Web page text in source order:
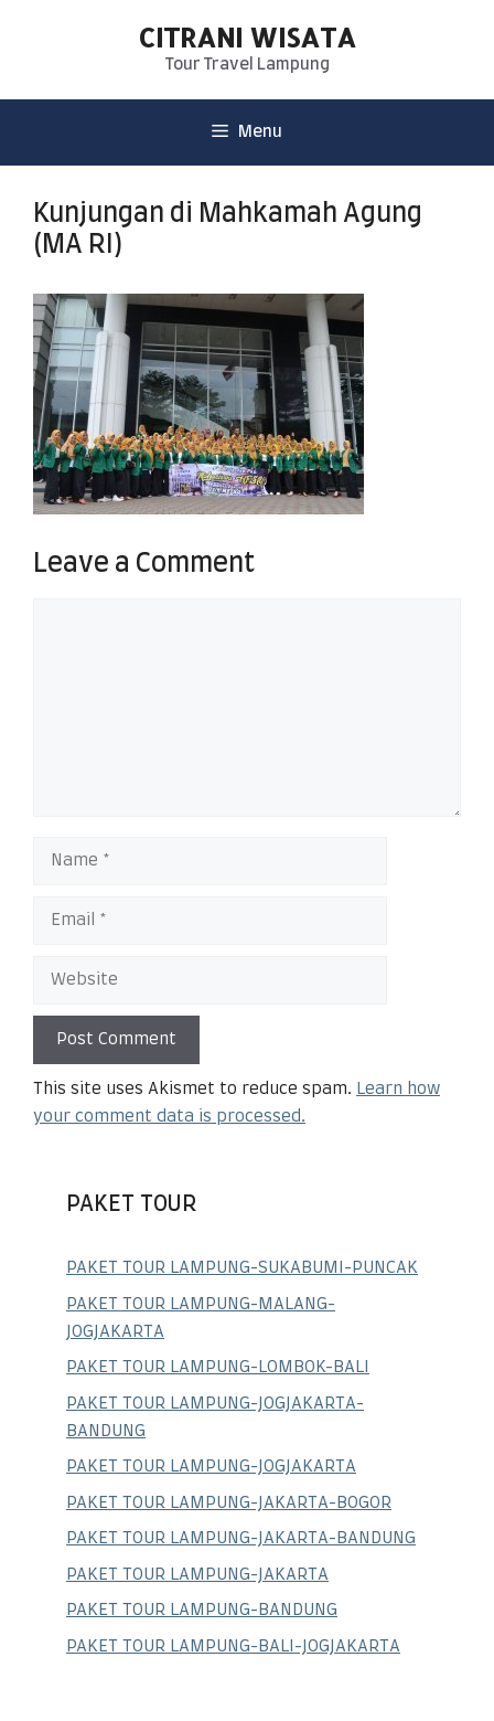
CITRANI WISATA
Tour Travel Lampung
Menu
Kunjungan di Mahkamah Agung
(MA RI)
Leave a Comment
This site uses Akismet to reduce spam. Learn how
your comment data is processed.
PAKET TOUR
PAKET TOUR LAMPUNG-SUKABUMI-PUNCAK
PAKET TOUR LAMPUNG-MALANG-
JOGJAKARTA
PAKET TOUR LAMPUNG-LOMBOK-BALI
PAKET TOUR LAMPUNG-JOGJAKARTA-
BANDUNG
PAKET TOUR LAMPUNG-JOGJAKARTA
PAKET TOUR LAMPUNG-JAKARTA-BOGOR
PAKET TOUR LAMPUNG-JAKARTA-BANDUNG
PAKET TOUR LAMPUNG-JAKARTA
PAKET TOUR LAMPUNG-BANDUNG
PAKET TOUR LAMPUNG-BALI-JOGJAKARTA